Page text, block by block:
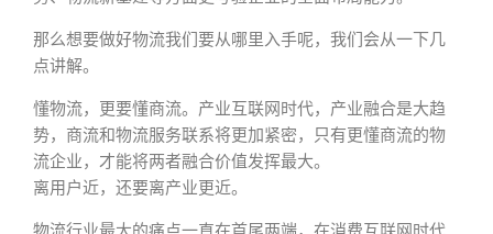
那么想要做好物流我们要从哪里入手呢，我们会从一下几
点讲解。
懂物流，更要懂商流。产业互联网时代，产业融合是大趋
势，商流和物流服务联系将更加紧密，只有更懂商流的物
流企业，才能将两者融合价值发挥最大。
离用户近，还要离产业更近。